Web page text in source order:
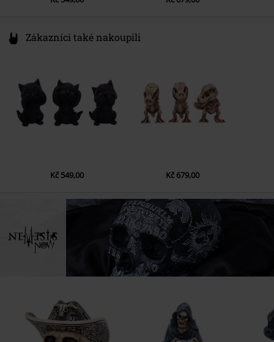
Zákazníci také nakoupili
Kč 549,00 Kč 679,00